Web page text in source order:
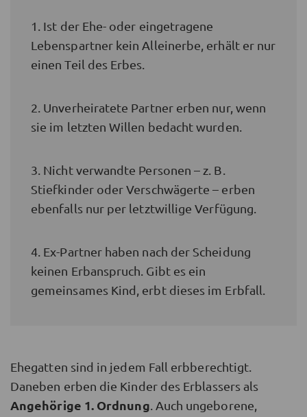
1. Ist der Ehe- oder eingetragene
Lebenspartner kein Alleinerbe, erhält er nur
einen Teil des Erbes.
2. Unverheiratete Partner erben nur, wenn
sie im letzten Willen bedacht wurden.
3. Nicht verwandte Personen – z. B.
Stiefkinder oder Verschwägerte – erben
ebenfalls nur per letztwillige Verfügung.
4. Ex-Partner haben nach der Scheidung
keinen Erbanspruch. Gibt es ein
gemeinsames Kind, erbt dieses im Erbfall.
Ehegatten sind in jedem Fall erbberechtigt.
Daneben erben die Kinder des Erblassers als
Angehörige 1. Ordnung. Auch ungeborene,